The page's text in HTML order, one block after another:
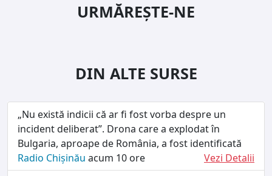
URMĂREȘTE-NE
DIN ALTE SURSE
„Nu există indicii că ar fi fost vorba despre un
incident deliberat”. Drona care a explodat în
Bulgaria, aproape de România, a fost identificată
Radio Chișinău acum 10 ore
Vezi Detalii